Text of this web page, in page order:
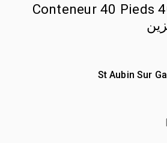
2025 Conteneur 40
St Aubin Sur